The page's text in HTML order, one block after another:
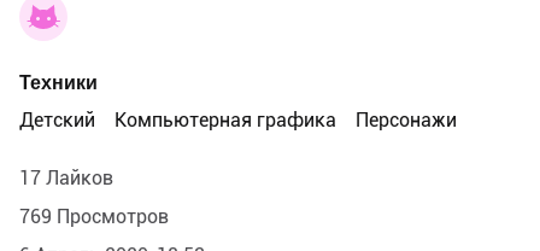
Техники
Детский
Компьютерная графика Персонажи
17 Лайков
769 Просмотров